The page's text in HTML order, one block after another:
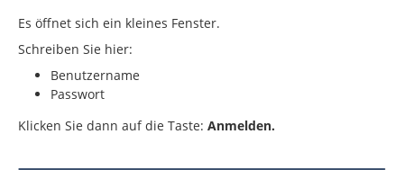
Es öffnet sich ein kleines Fenster.
Schreiben Sie hier:
Benutzername
Passwort
Klicken Sie dann auf die Taste: Anmelden.